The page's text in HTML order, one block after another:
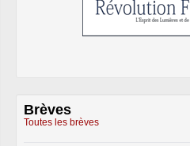
Brèves
Toutes les brèves